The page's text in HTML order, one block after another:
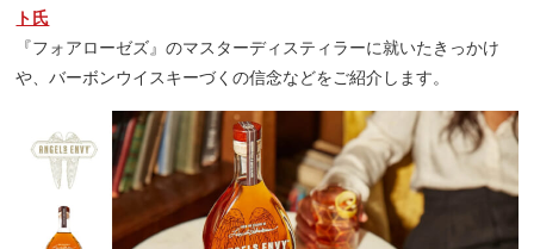
ト氏
『フォアローゼズ』のマスターディスティラーに就いたきっかけ
や、バーボンウイスキーづくの信念などをご紹介します。